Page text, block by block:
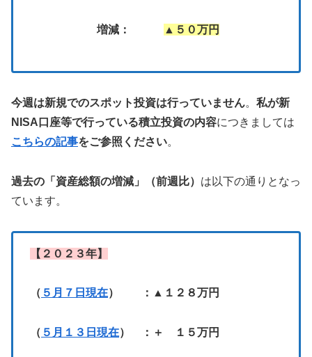
増減： ▲５０万円
今週は新規でのスポット投資は行っていません。 私が新
NISA口座等で行っている積立投資の内容につきましては
こちらの記事をご参照ください。
過去の「資産総額の増減」（前週比） は以下の通りとなっ
ています。
【２０２３年】
（ ５月７日現在） ：▲１２８万円
（ ５月１３日現在） ：＋ １５万円